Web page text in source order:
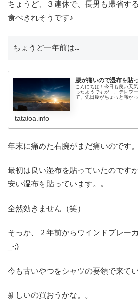
ちょうど、３連休で、長男も帰省す
食べきれそうです♪
ちょうど一年前は…
腰が痛いので湿布を貼
こんにちは！今日も良い天
ったようですが、、テレワ
て、先日腰がちょっと痛か
tatatoa.info
年末に痛めた右腕がまだ痛いのです。
最初は良い湿布を貼っていたのです
安い湿布を貼っています。。
全然効きません（笑）
そっか、２年前からウインドブレー
_-;)
今も古いやつをシャツの要領で来て
新しいの買おうかな。。